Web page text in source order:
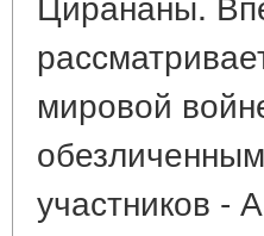
мировой
участников -